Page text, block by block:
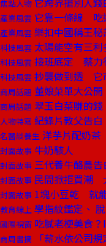
焦點人物
產業風雲 它靠一條線 吃
產業風雲 樂扣中國稱王
科技風雲 太陽能空有三
科技風雲 接班底定 蔡力
科技風雲 抄襲做到透 它
商周話題 董娘菜單大公
商周話題 翠玉白菜賺的
人物特寫 紀錄片教父告
名醫談養生 洋芋片配奶
封面故事 牛奶駭人
封面故事 三代養牛酪農告
封面故事 民間掀拒買潮
封面故事 1塊小豆乾 就
教育線上 學指紋鑑定、
國際視窗 吃膩老梗美食
商周書摘 「薪水依公司